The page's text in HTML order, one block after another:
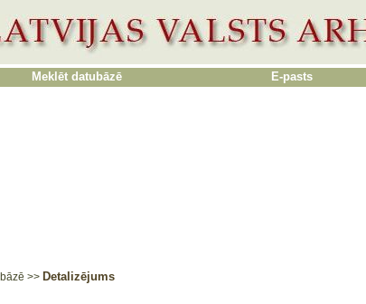
Meklēt datubāzē E-pasts
>> Detalizējums